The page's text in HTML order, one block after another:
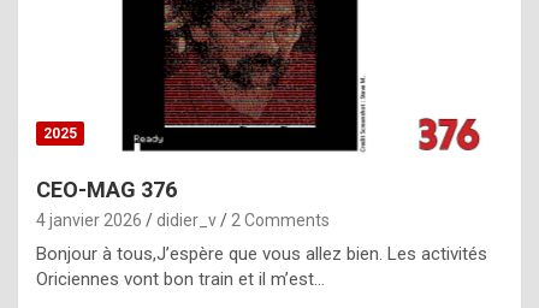
t
o
r
p
e
c
2025
CEO-MAG 376
4 janvier 2026 didier_v 2 Comments
Bonjour à tous,J’espère que vous allez bien. Les activités
Oriciennes vont bon train et il m’est…